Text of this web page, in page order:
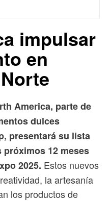
impulsar
en
America, parte de
dulces
presentará su lista
12 meses
2025. Estos nuevos
la artesanía
los productos de